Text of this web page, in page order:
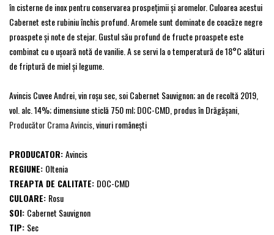
în cisterne de inox pentru conservarea prospeţimii şi aromelor. Culoarea acestui
Cabernet este rubiniu închis profund. Aromele sunt dominate de coacăze negre
proaspete şi note de stejar. Gustul său profund de fructe proaspete este
combinat cu o ușoară notă de vanilie. A se servi la o temperatură de 18°C alături
de friptură de miel și legume.
Avincis Cuvee Andrei, vin roşu sec, soi Cabernet Sauvignon; an de recoltă 2019,
vol. alc. 14%; dimensiune sticlă 750 ml; DOC-CMD, produs în Drăgăşani,
Producător Crama Avincis , vinuri româneşti
PRODUCATOR:Avincis
REGIUNE: Oltenia
TREAPTA DE CALITATE: DOC-CMD
CULOARE: Rosu
SOI: Cabernet Sauvignon
TIP: Sec